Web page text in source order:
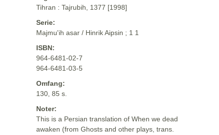
Tihran : Tajrubih, 1377 [1998]
Serie:
Majmu'ih asar / Hinrik Aipsin ; 1 1
ISBN:
964-6481-02-7
964-6481-03-5
Omfang:
130, 85 s.
Noter:
This is a Persian translation of When we dead
awaken (from Ghosts and other plays, trans.